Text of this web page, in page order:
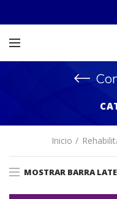
Inicio
MOSTRAR BARRA